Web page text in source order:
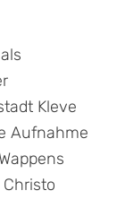
Kleve
Aufnahme